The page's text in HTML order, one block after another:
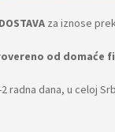
za iznose
od domaće
radna dana, u celoj